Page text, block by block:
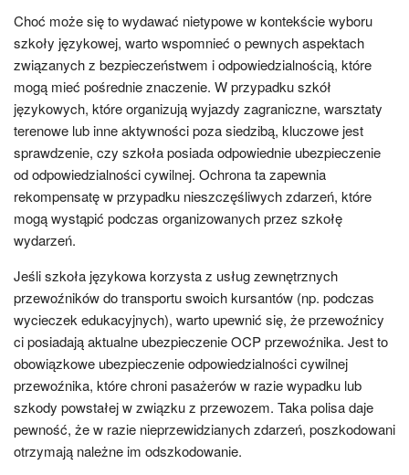
Choć może się to wydawać nietypowe w kontekście wyboru
szkoły językowej, warto wspomnieć o pewnych aspektach
związanych z bezpieczeństwem i odpowiedzialnością, które
mogą mieć pośrednie znaczenie. W przypadku szkół
językowych, które organizują wyjazdy zagraniczne, warsztaty
terenowe lub inne aktywności poza siedzibą, kluczowe jest
sprawdzenie, czy szkoła posiada odpowiednie ubezpieczenie
od odpowiedzialności cywilnej. Ochrona ta zapewnia
rekompensatę w przypadku nieszczęśliwych zdarzeń, które
mogą wystąpić podczas organizowanych przez szkołę
wydarzeń.
Jeśli szkoła językowa korzysta z usług zewnętrznych
przewoźników do transportu swoich kursantów (np. podczas
wycieczek edukacyjnych), warto upewnić się, że przewoźnicy
ci posiadają aktualne ubezpieczenie OCP przewoźnika. Jest to
obowiązkowe ubezpieczenie odpowiedzialności cywilnej
przewoźnika, które chroni pasażerów w razie wypadku lub
szkody powstałej w związku z przewozem. Taka polisa daje
pewność, że w razie nieprzewidzianych zdarzeń, poszkodowani
otrzymają należne im odszkodowanie.